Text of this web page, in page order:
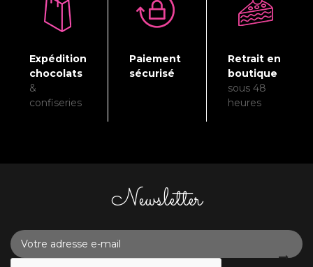
Expédition
chocolats
&
confiseries
Paiement
sécurisé
Retrait en
boutique
sous 48
heures
Newsletter